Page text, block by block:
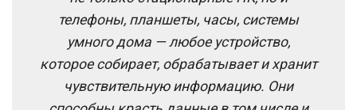
телефоны, планшеты, часы, системы
умного дома — любое устройство,
которое собирает, обрабатывает и хранит
чувствительную информацию. Они